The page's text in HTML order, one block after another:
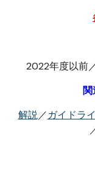
2022年度以前
解説／ガイドラ